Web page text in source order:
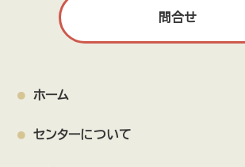
問合せ
ホーム
センターについて